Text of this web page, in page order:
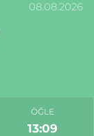
08.08.2026
ÖĞLE
13:09